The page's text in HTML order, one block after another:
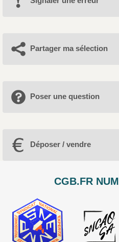
Partager ma sélection
Poser une question
Déposer / vendre
CGB.FR